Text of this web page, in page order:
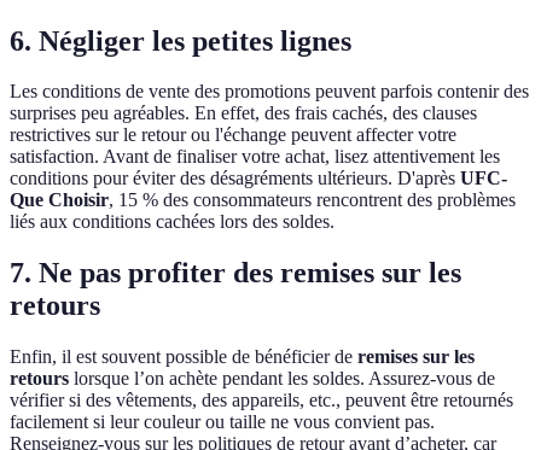
6. Négliger les petites lignes
Les conditions de vente des promotions peuvent parfois contenir des
surprises peu agréables. En effet, des frais cachés, des clauses
restrictives sur le retour ou l'échange peuvent affecter votre
satisfaction. Avant de finaliser votre achat, lisez attentivement les
conditions pour éviter des désagréments ultérieurs. D'après UFC-
Que Choisir, 15 % des consommateurs rencontrent des problèmes
liés aux conditions cachées lors des soldes.
7. Ne pas profiter des remises sur les
retours
Enfin, il est souvent possible de bénéficier de remises sur les
retours lorsque l’on achète pendant les soldes. Assurez-vous de
vérifier si des vêtements, des appareils, etc., peuvent être retournés
facilement si leur couleur ou taille ne vous convient pas.
Renseignez-vous sur les politiques de retour avant d’acheter, car